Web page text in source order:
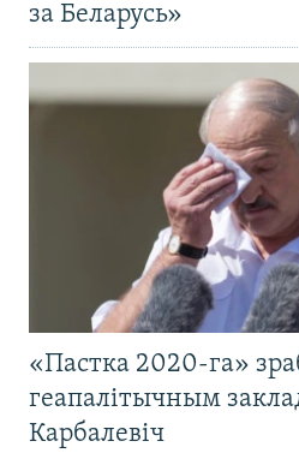
за Беларусь»
«Пастка 2020-га»
геапалітычным
Карбалевіч